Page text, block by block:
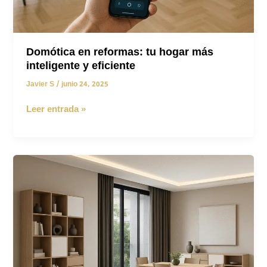
Domótica en reformas: tu hogar más
inteligente y eficiente
Javier S/junio 24, 2025
Domótica
tu
inteligente
eficiente
Leer entrada »